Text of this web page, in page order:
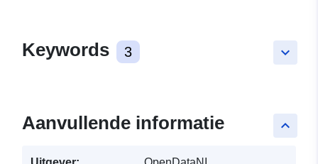
keyboard_arrow_down
Keywords 3
keyboard_arrow_up
Aanvullende informatie